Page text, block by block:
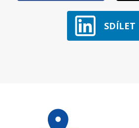
SDÍLET